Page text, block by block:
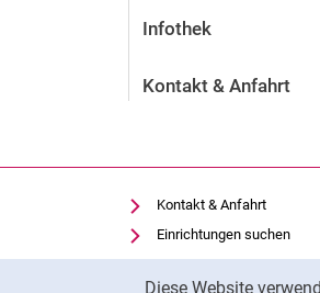
Diese Website
Infothek
Kontakt & Anfahrt
Kontakt & Anfahrt
Einrichtungen suchen
Stellenangebote